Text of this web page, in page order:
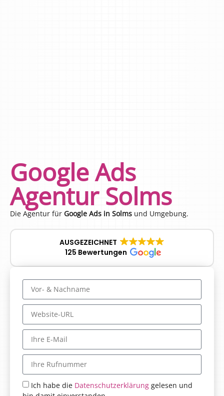
Google Ads
Agentur Solms
Die Agentur für Google Ads in Solms und Umgebung.
AUSGEZEICHNET
125 Bewertungen
Ich habe die Datenschutzerklärung gelesen und